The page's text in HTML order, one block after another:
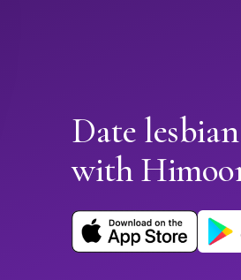
Date
with